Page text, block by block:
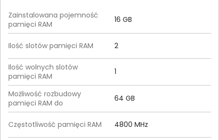
Zainstalowana pojemność
pamięci RAM
16 GB
Ilość slotów pamięci RAM 2
Ilość wolnych slotów
pamięci RAM
1
Możliwość rozbudowy
pamięci RAM do
64 GB
Częstotliwość pamięci RAM 4800 MHz